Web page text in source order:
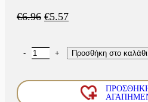
€6.96 €5.57
Προσθήκη στο καλάθι